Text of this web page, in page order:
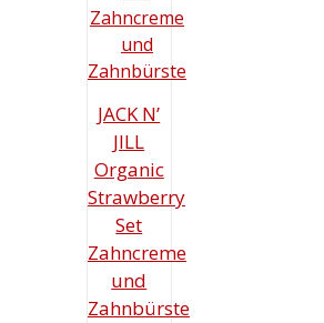
JACK N’
JILL
Organic
Strawberry
Set
Zahncreme
und
Zahnbürste